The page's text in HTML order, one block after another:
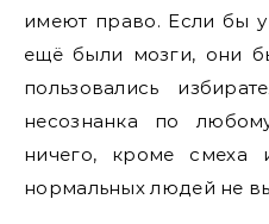
имеют право. Если бы
ещё были мозги, они
пользовались
несознанка по
ничего, кроме смеха
нормальных людей не